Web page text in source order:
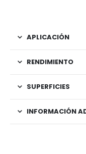
APLICACIÓN
RENDIMIENTO
SUPERFICIES
INFORMACIÓN